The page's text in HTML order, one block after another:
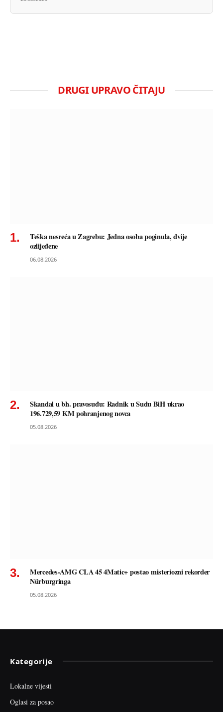
DRUGI UPRAVO ČITAJU
Teška nesreća u Zagrebu: Jedna osoba poginula, dvije
ozlijeđene
06.08.2026
Skandal u bh. pravosuđu: Radnik u Sudu BiH ukrao
196.729,59 KM pohranjenog novca
05.08.2026
Mercedes-AMG CLA 45 4Matic+ postao misteriozni rekorder
Nürburgringa
05.08.2026
Kategorije
Lokalne vijesti
Oglasi za posao